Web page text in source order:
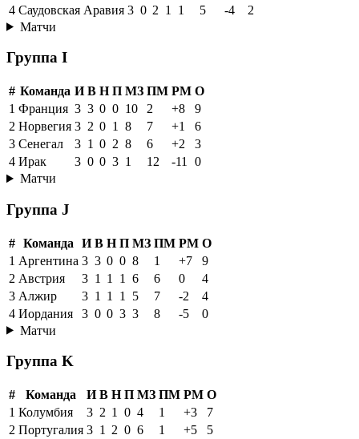
4 Саудовская Аравия 3 0 2 1 1 5 -4
2
Матчи
Группа I
# Команда И В Н П МЗ ПМ РМ О
1 Франция 3 3 0 0 10 2 +8
9
2 Норвегия 3 2 0 1 8 7 +1
6
3 Сенегал 3 1 0 2 8 6 +2
3
4 Ирак 3 0 0 3 1 12 -11
0
Матчи
Группа J
# Команда И В Н П МЗ ПМ РМ О
1 Аргентина 3 3 0 0 8 1 +7
9
2 Австрия 3 1 1 1 6 6 0
4
3 Алжир 3 1 1 1 5 7 -2
4
4 Иордания 3 0 0 3 3 8 -5
0
Матчи
Группа K
# Команда И В Н П МЗ ПМ РМ О
1 Колумбия 3 2 1 0 4 1 +3
7
2 Португалия 3 1 2 0 6 1 +5
5